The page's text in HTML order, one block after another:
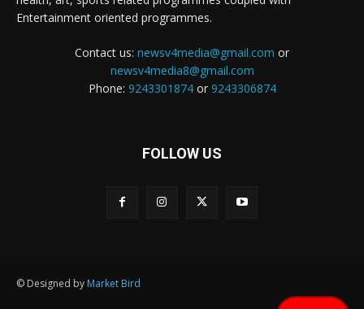
Entertainment oriented programmes.
Contact us: newsv4media@gmail.com or
newsv4media8@gmail.com
Phone: 9243301874or 9243306874
FOLLOW US
© Designed by Market Bird